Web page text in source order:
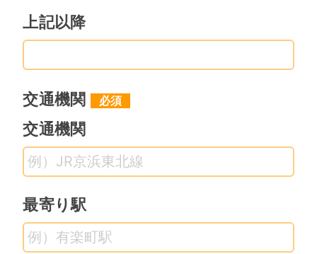
６、乙は、本物件の物件内容紹介に
ついて、自社のホ－ムペ－ジに匿名
主と直接或いは乙以外の第三者に依
頼して賃貸借契約を締結した場合に
は、乙はその損害賠償として、委託
手数料の２倍の金額を甲に請求す
る。
８、この確認書に記載されていない
事項について、疑義等が生じた場合
上記以降
交通機関
交通機関
最寄り駅